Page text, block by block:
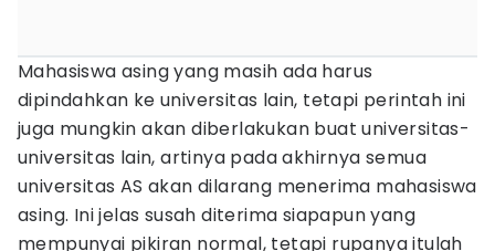
Mahasiswa asing yang masih ada harus
dipindahkan ke universitas lain, tetapi perintah ini
juga mungkin akan diberlakukan buat universitas-
universitas lain, artinya pada akhirnya semua
universitas AS akan dilarang menerima mahasiswa
asing. Ini jelas susah diterima siapapun yang
mempunyai pikiran normal, tetapi rupanya itulah